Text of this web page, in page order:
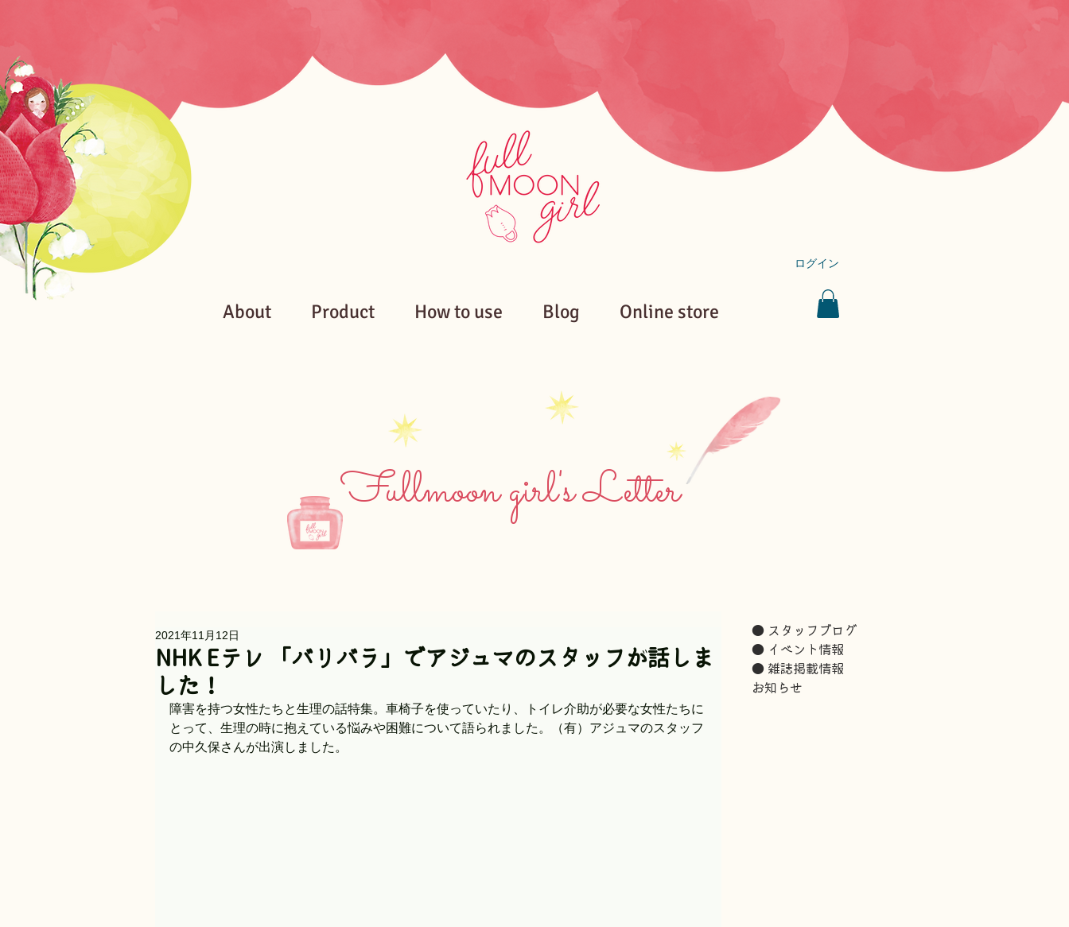
About Product How to use Blog Online store
ログイン
Fullmoon girl's Letter
NHK Eテレ 「バリバラ」でアジュマのスタッフが話しま
した！
2021年11月12日
障害を持つ女性たちと生理の話特集。車椅子を使っていたり、トイレ介助が必要な女性たちに
とって、生理の時に抱えている悩みや困難について語られました。（有）アジュマのスタッフ
の中久保さんが出演しました。
● スタッフブログ
● イベント情報
● 雑誌掲載情報
お知らせ